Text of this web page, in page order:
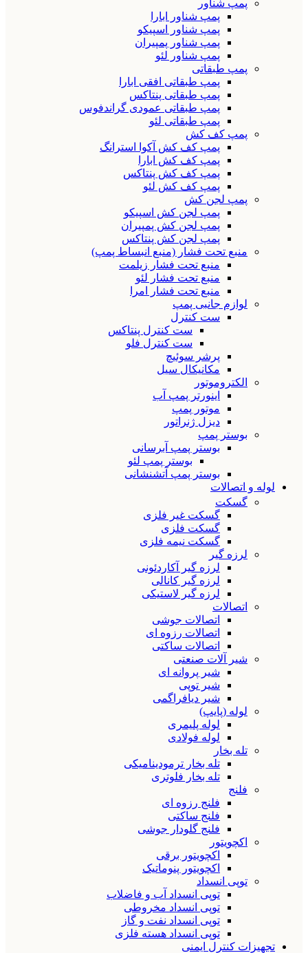
پمپ شناور
پمپ شناور ابارا
پمپ شناور اسپیکو
پمپ شناور پمپیران
پمپ شناور لئو
پمپ طبقاتی
پمپ طبقاتی افقی ابارا
پمپ طبقاتی پنتاکس
پمپ طبقاتی عمودی گراندفوس
پمپ طبقاتی لئو
پمپ کف کش
پمپ کف کش آکوا استرانگ
پمپ کف کش ابارا
پمپ کف کش پنتاکس
پمپ کف کش لئو
پمپ لجن کش
پمپ لجن کش اسپیکو
پمپ لجن کش پمپیران
پمپ لجن کش پنتاکس
منبع تحت فشار (منبع انبساط پمپ)
منبع تحت فشار زیلمت
منبع تحت فشار لئو
منبع تحت فشار امرا
لوازم جانبی پمپ
ست کنترل
ست کنترل پنتاکس
ست کنترل فلو
پرشر سوئیچ
مکانیکال سیل
الکتروموتور
اینورتر پمپ آب
موتور پمپ
دیزل ژنراتور
بوستر پمپ
بوستر پمپ آبرسانی
بوستر پمپ لئو
بوستر پمپ آتشنشانی
لوله و اتصالات
گسکت
گسکت غیر فلزی
گسکت فلزی
گسکت نیمه فلزی
لرزه گیر
لرزه گیر آکاردئونی
لرزه گیر کانالی
لرزه گیر لاستیکی
اتصالات
اتصالات جوشی
اتصالات رزوه ای
اتصالات ساکتی
شیر آلات صنعتی
شیر پروانه ای
شیر توپی
شیر دیافراگمی
لوله (پایپ)
لوله پلیمری
لوله فولادی
تله بخار
تله بخار ترمودینامیکی
تله بخار فلوتری
فلنج
فلنج رزوه ای
فلنج ساکتی
فلنج گلودار جوشی
اکچویتور
اکچویتور برقی
اکچویتور پنوماتیک
توپی انسداد
توپی انسداد آب و فاضلاب
توپی انسداد مخروطی
توپی انسداد نفت و گاز
توپی انسداد هسته فلزی
تجهیزات کنترل ایمنی